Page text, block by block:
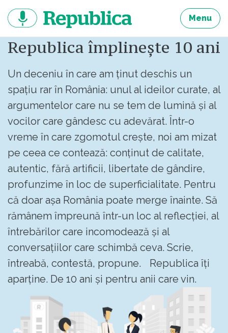
continut
Menu
Republica împlinește 10 ani
Un deceniu în care am ținut deschis un
spațiu rar în România: unul al ideilor curate, al
argumentelor care nu se tem de lumină și al
vocilor care gândesc cu adevărat. Într-o
vreme în care zgomotul crește, noi am mizat
pe ceea ce contează: conținut de calitate,
autentic, fără artificii, libertate de gândire,
profunzime în loc de superficialitate. Pentru
că doar așa România poate merge înainte. Să
rămânem împreună într-un loc al reflecției, al
întrebărilor care incomodează și al
conversațiilor care schimbă ceva. Scrie,
întreabă, contestă, propune. Republica îți
aparține. De 10 ani și pentru anii care vin.